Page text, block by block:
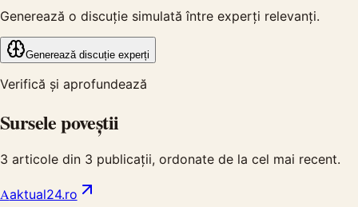
Generează o discuție simulată între experți relevanți.
Generează discuție experți
Verifică și aprofundează
Sursele poveștii
3 articole din 3 publicații, ordonate de la cel mai recent.
Aaktual24.ro